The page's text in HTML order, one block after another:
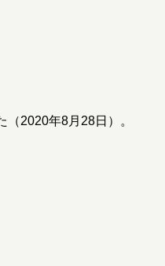
2020年8月28日）。